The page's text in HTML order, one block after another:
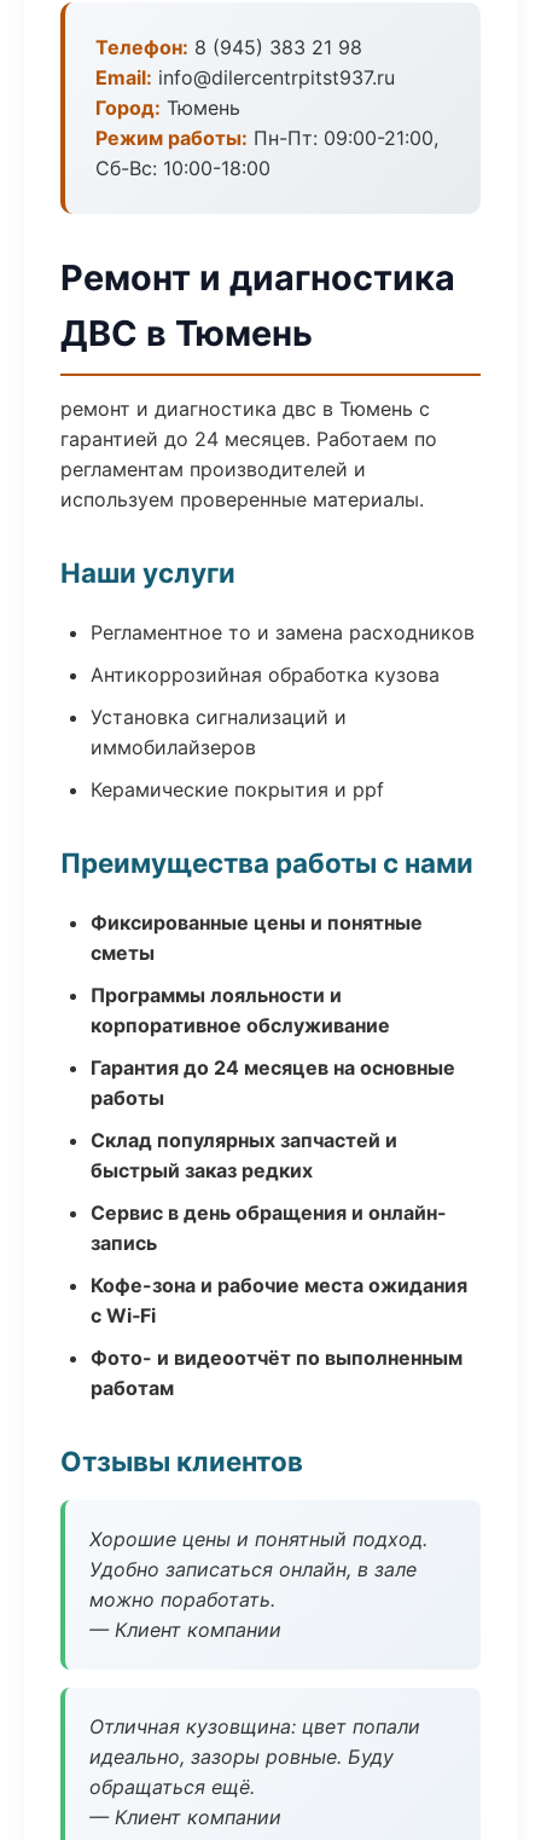
Телефон: 8 (945) 383 21 98
Email: info@dilercentrpitst937.ru
Город: Тюмень
Режим работы: Пн-Пт: 09:00-21:00,
Сб-Вс: 10:00-18:00
Ремонт и диагностика
ДВС в Тюмень
ремонт и диагностика двс в Тюмень с
гарантией до 24 месяцев. Работаем по
регламентам производителей и
используем проверенные материалы.
Наши услуги
Регламентное то и замена расходников
Антикоррозийная обработка кузова
Установка сигнализаций и
иммобилайзеров
Керамические покрытия и ppf
Преимущества работы с нами
Фиксированные цены и понятные
сметы
Программы лояльности и
корпоративное обслуживание
Гарантия до 24 месяцев на основные
работы
Склад популярных запчастей и
быстрый заказ редких
Сервис в день обращения и онлайн-
запись
Кофе-зона и рабочие места ожидания
с Wi‑Fi
Фото- и видеоотчёт по выполненным
работам
Отзывы клиентов
Хорошие цены и понятный подход.
Удобно записаться онлайн, в зале
можно поработать.
— Клиент компании
Отличная кузовщина: цвет попали
идеально, зазоры ровные. Буду
обращаться ещё.
— Клиент компании